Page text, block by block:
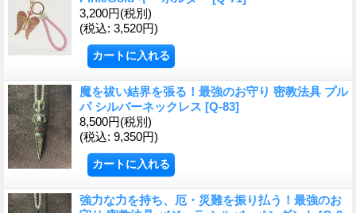
3,200円(税別)
(税込: 3,520円)
魔を祓い結界を張る！最強のお守り 密教法具 プル
パ シルバーネックレス [Q-83]
8,500円(税別)
(税込: 9,350円)
強力な力を持ち、厄・災難を振り払う！最強のお